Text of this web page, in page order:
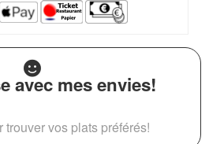
avec mes envies!
vos plats préférés!